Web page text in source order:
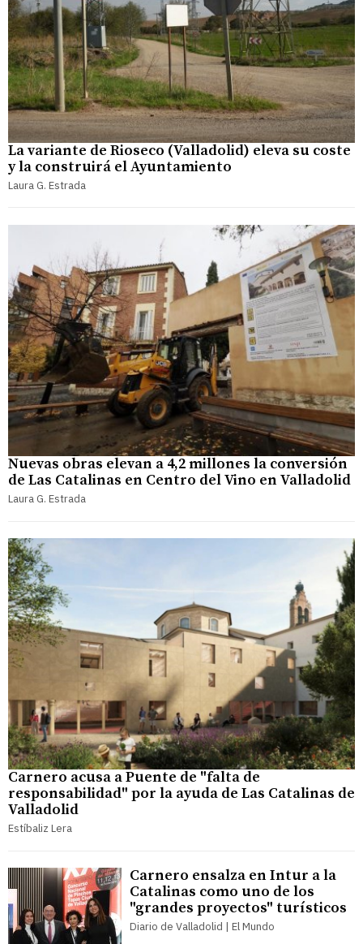
La variante de Rioseco (Valladolid) eleva su coste
y la construirá el Ayuntamiento
Laura G. Estrada
Nuevas obras elevan a 4,2 millones la conversión
de Las Catalinas en Centro del Vino en Valladolid
Laura G. Estrada
Carnero acusa a Puente de "falta de
responsabilidad" por la ayuda de Las Catalinas de
Valladolid
Estíbaliz Lera
Carnero ensalza en Intur a la
Catalinas como uno de los
"grandes proyectos" turísticos
Diario de Valladolid | El Mundo